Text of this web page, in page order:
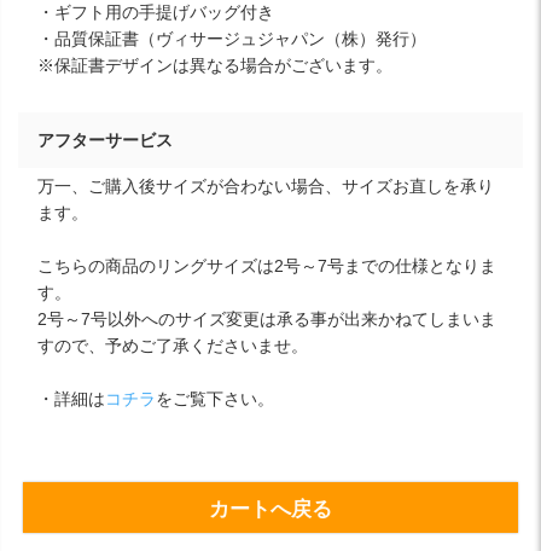
・ギフト用の手提げバッグ付き
・品質保証書（ヴィサージュジャパン（株）発行）
※保証書デザインは異なる場合がございます。
アフターサービス
万一、ご購入後サイズが合わない場合、サイズお直しを承り
ます。
こちらの商品のリングサイズは2号～7号までの仕様となりま
す。
2号～7号以外へのサイズ変更は承る事が出来かねてしまいま
すので、予めご了承くださいませ。
・詳細はコチラをご覧下さい。
カートへ戻る